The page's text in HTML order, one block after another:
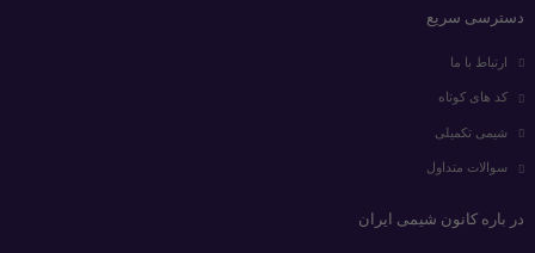
دسترسی سریع
ارتباط با ما
کد های کوتاه
شیمی تکمیلی
سوالات متداول
در باره کانون شیمی ایران